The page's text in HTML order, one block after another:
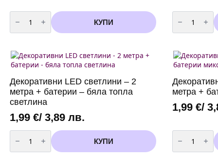
количество
за
Бутилка
с
еднократна
употреба
-
балона
КУПИ
количество
за
Бутилка
с
еднократна
употреба
-
балона
Декоративни LED светлини – 2
метра + батерии – бяла топла
светлина
1,99 €/ 3,89 лв.
количество
за
Декоративни
LED
КУПИ
метра +
1,99€/
количество
за
Декоративни
LED